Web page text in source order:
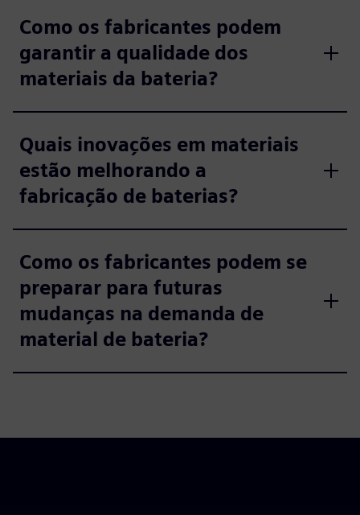
Como os fabricantes podem
garantir a qualidade dos
materiais da bateria?
Quais inovações em materiais
estão melhorando a
fabricação de baterias?
Como os fabricantes podem se
preparar para futuras
mudanças na demanda de
material de bateria?